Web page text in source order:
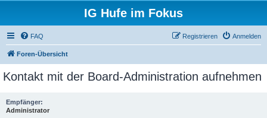
IG Hufe im Fokus
FAQ Anmelden
Registrieren
Foren-Übersicht
Kontakt mit der Board-Administration aufnehmen
Empfänger:
Administrator